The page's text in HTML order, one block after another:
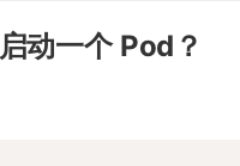
动一个 Pod？